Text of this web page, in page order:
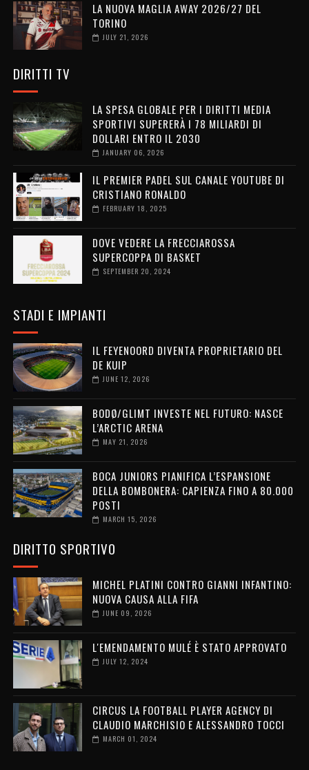
LA NUOVA MAGLIA AWAY 2026/27 DEL
TORINO
JULY 21, 2026
DIRITTI TV
LA SPESA GLOBALE PER I DIRITTI MEDIA
SPORTIVI SUPERERÀ I 78 MILIARDI DI
DOLLARI ENTRO IL 2030
JANUARY 06, 2026
IL PREMIER PADEL SUL CANALE YOUTUBE DI
CRISTIANO RONALDO
FEBRUARY 18, 2025
DOVE VEDERE LA FRECCIAROSSA
SUPERCOPPA DI BASKET
SEPTEMBER 20, 2024
STADI E IMPIANTI
IL FEYENOORD DIVENTA PROPRIETARIO DEL
DE KUIP
JUNE 12, 2026
BODØ/GLIMT INVESTE NEL FUTURO: NASCE
L’ARCTIC ARENA
MAY 21, 2026
BOCA JUNIORS PIANIFICA L’ESPANSIONE
DELLA BOMBONERA: CAPIENZA FINO A 80.000
POSTI
MARCH 15, 2026
DIRITTO SPORTIVO
MICHEL PLATINI CONTRO GIANNI INFANTINO:
NUOVA CAUSA ALLA FIFA
JUNE 09, 2026
L'EMENDAMENTO MULÉ È STATO APPROVATO
JULY 12, 2024
CIRCUS LA FOOTBALL PLAYER AGENCY DI
CLAUDIO MARCHISIO E ALESSANDRO TOCCI
MARCH 01, 2024